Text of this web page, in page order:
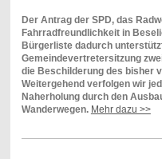
Der Antrag der SPD, das
Fahrradfreundlichkeit in
Bürgerliste dadurch
Gemeindevertretersitzung
die Beschilderung des bisher
Weitergehend verfolgen wir
Naherholung durch den
Wanderwegen. Mehr dazu >>